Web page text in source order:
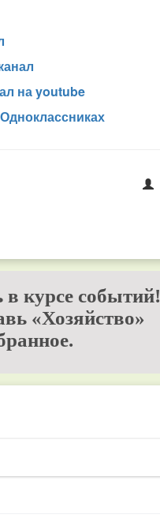
на youtube
в курсе событий!
«Хозяйство»